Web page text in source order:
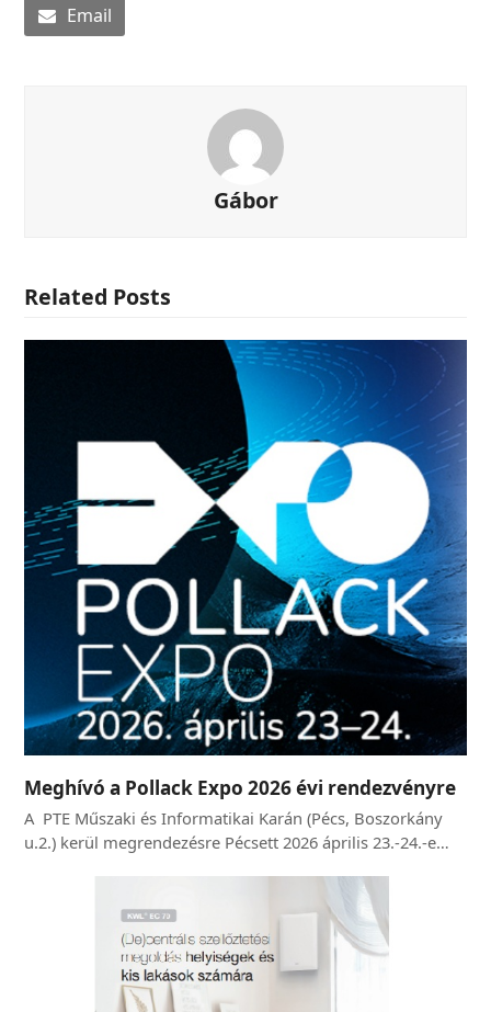
Email
Gábor
Related Posts
Meghívó a Pollack Expo 2026 évi rendezvényre
A PTE Műszaki és Informatikai Karán (Pécs, Boszorkány
u.2.) kerül megrendezésre Pécsett 2026 április 23.-24.-e…